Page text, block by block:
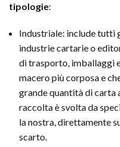
tipologie:
Industriale: include tutti
industrie cartarie o
di trasporto, imballaggi
macero più corposa e
grande quantità di carta
raccolta è svolta da
la nostra, direttamente
scarto.